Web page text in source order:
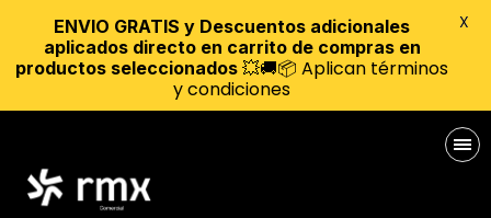
ENVIO GRATIS y Descuentos adicionales
aplicados directo en carrito de compras en
productos seleccionados 💥🚚📦 Aplican términos
y condiciones
X